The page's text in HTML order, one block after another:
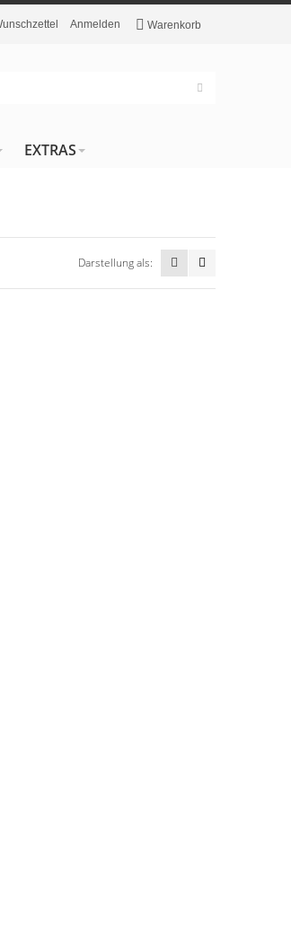
Warenkorb
Anmelden
EXTRAS
Darstellung als: